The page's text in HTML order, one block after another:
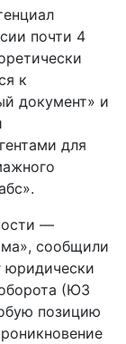
почти 4
к
документ» и
для
—
сообщили
юридически
(ЮЗ
позицию